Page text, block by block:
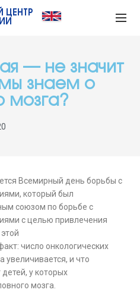
ЦЕНТР
— не значит
знаем о
мозга?
Всемирный день борьбы с
который был
союзом по борьбе с
с целью привлечения
число онкологических
увеличивается, и что
у которых
мозга.